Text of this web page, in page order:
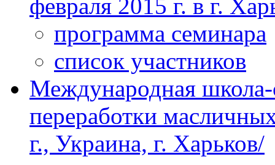
февраля 2015 г. в г.
программа семинара
список участников
Международная
переработки
г., Украина, г. Харьков/